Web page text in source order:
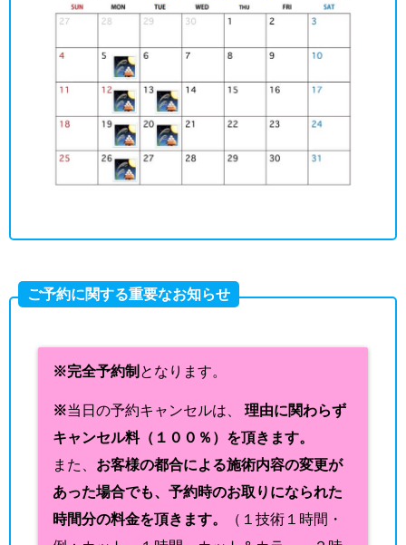
ご予約に関する重要なお知らせ
※完全予約制 となります。
※当日の予約キャンセルは、 理由に関わらず
キャンセル料（１００％）を頂きます。
また、 お客様の都合による施術内容の変更が
あった場合でも、予約時のお取りになられた
時間分の料金を頂きます。
（１技術１時間・